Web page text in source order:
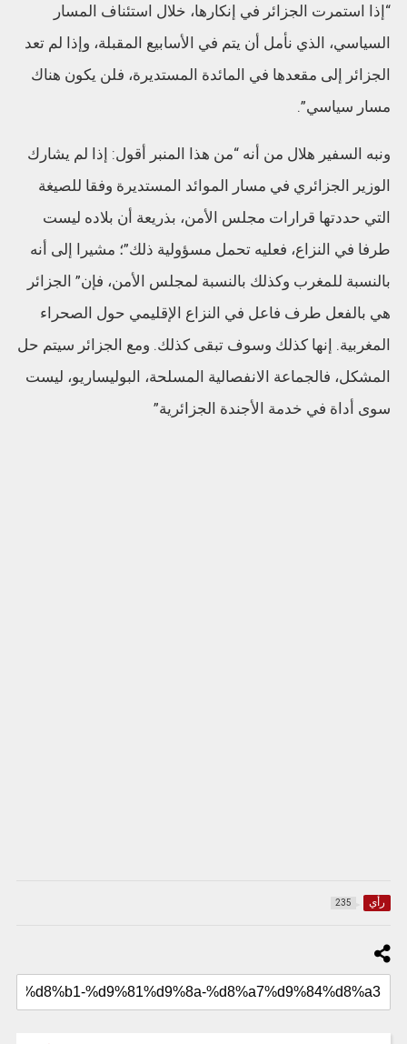
“إذا استمرت الجزائر في إنكارها، خلال استئناف المسار
السياسي، الذي نأمل أن يتم في الأسابيع المقبلة، وإذا لم تعد
الجزائر إلى مقعدها في المائدة المستديرة، فلن يكون هناك
مسار سياسي”.
ونبه السفير هلال من أنه “من هذا المنبر أقول: إذا لم يشارك
الوزير الجزائري في مسار الموائد المستديرة وفقا للصيغة
التي حددتها قرارات مجلس الأمن، بذريعة أن بلاده ليست
طرفا في النزاع، فعليه تحمل مسؤولية ذلك”؛ مشيرا إلى أنه
بالنسبة للمغرب وكذلك بالنسبة لمجلس الأمن، فإن” الجزائر
هي بالفعل طرف فاعل في النزاع الإقليمي حول الصحراء
المغربية. إنها كذلك وسوف تبقى كذلك. ومع الجزائر سيتم حل
المشكل، فالجماعة الانفصالية المسلحة، البوليساريو، ليست
سوى أداة في خدمة الأجندة الجزائرية”
رأي 235